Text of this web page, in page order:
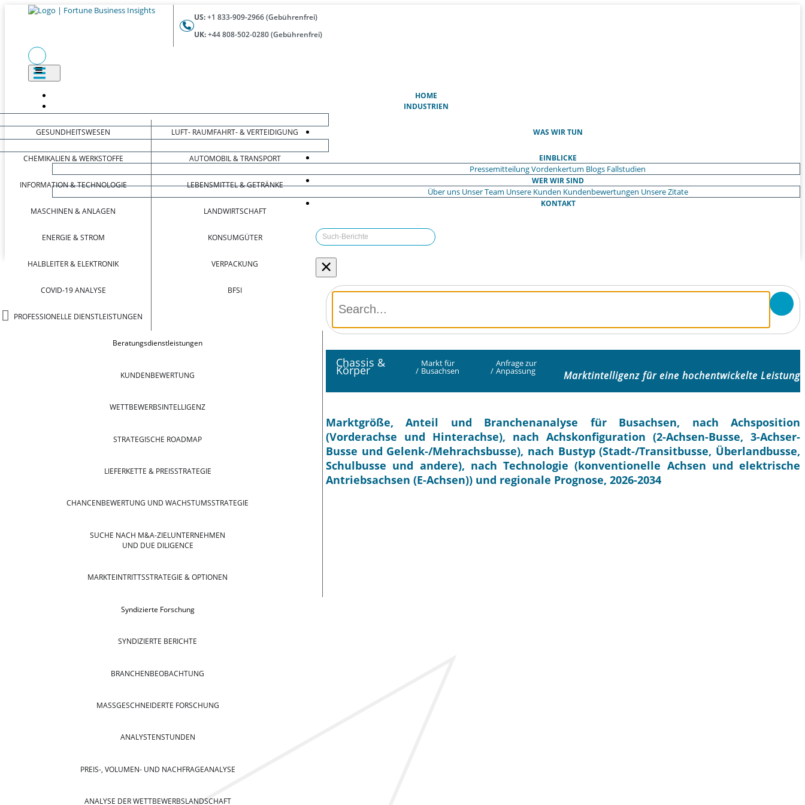
US:+1 833-909-2966 (Gebührenfrei)
UK:+44 808-502-0280 (Gebührenfrei)
HOME
INDUSTRIEN
GESUNDHEITSWESEN
CHEMIKALIEN & WERKSTOFFE
INFORMATION & TECHNOLOGIE
MASCHINEN & ANLAGEN
ENERGIE & STROM
HALBLEITER & ELEKTRONIK
COVID-19 ANALYSE
PROFESSIONELLE DIENSTLEISTUNGEN
LUFT- RAUMFAHRT- & VERTEIDIGUNG
AUTOMOBIL & TRANSPORT
LEBENSMITTEL & GETRÄNKE
LANDWIRTSCHAFT
KONSUMGÜTER
VERPACKUNG
BFSI
WAS WIR TUN
Beratungsdienstleistungen
KUNDENBEWERTUNG
WETTBEWERBSINTELLIGENZ
STRATEGISCHE ROADMAP
LIEFERKETTE & PREISSTRATEGIE
CHANCENBEWERTUNG UND WACHSTUMSSTRATEGIE
SUCHE NACH M&A-ZIELUNTERNEHMEN
UND DUE DILIGENCE
MARKTEINTRITTSSTRATEGIE & OPTIONEN
Syndizierte Forschung
SYNDIZIERTE BERICHTE
BRANCHENBEOBACHTUNG
MASSGESCHNEIDERTE FORSCHUNG
ANALYSTENSTUNDEN
PREIS-, VOLUMEN- UND NACHFRAGEANALYSE
ANALYSE DER WETTBEWERBSLANDSCHAFT
EINBLICKE
PressemitteilungVordenkertum Blogs Fallstudien
WER WIR SIND
Über uns Unser Team Unsere Kunden Kundenbewertungen Unsere Zitate
KONTAKT
×
Chassis &
Körper /
Markt für
Busachsen /
Anfrage zur
Anpassung Marktintelligenz für eine hochentwickelte Leistung
Marktgröße, Anteil und Branchenanalyse für Busachsen, nach Achsposition
(Vorderachse und Hinterachse), nach Achskonfiguration (2-Achsen-Busse, 3-Achser-
Busse und Gelenk-/Mehrachsbusse), nach Bustyp (Stadt-/Transitbusse, Überlandbusse,
Schulbusse und andere), nach Technologie (konventionelle Achsen und elektrische
Antriebsachsen (E-Achsen)) und regionale Prognose, 2026-2034